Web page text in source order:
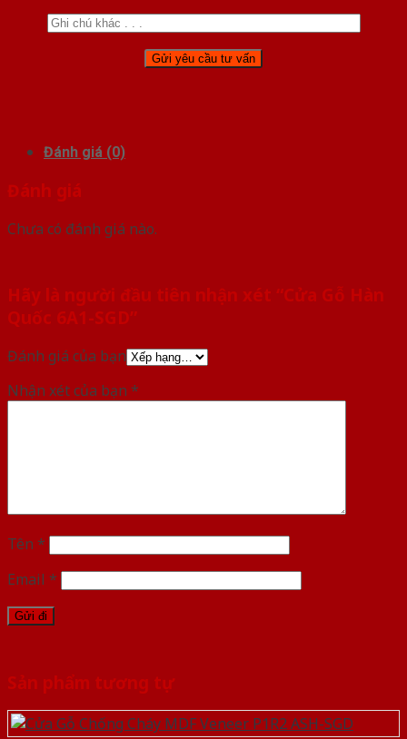
Đánh giá (0)
Đánh giá
Chưa có đánh giá nào.
Hãy là người đầu tiên nhận xét “Cửa Gỗ Hàn
Quốc 6A1-SGD”
Đánh giá của bạn
Nhận xét của bạn *
Tên *
Email *
Sản phẩm tương tự